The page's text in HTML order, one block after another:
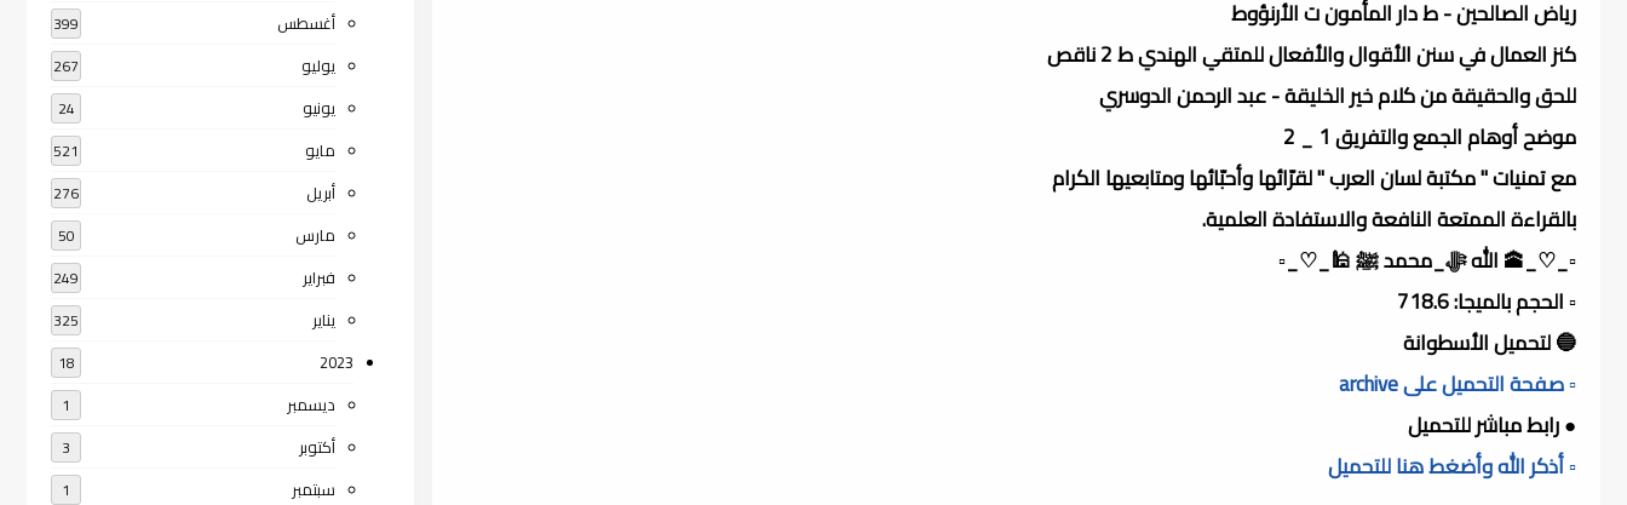
رياض الصالحين - ط دار المأمون ت الأرنؤوط
كنز العمال في سنن الأقوال والأفعال للمتقي الهندي ط 2 ناقص
للحق والحقيقة من كلام خير الخليقة - عبد الرحمن الدوسري
موضح أوهام الجمع والتفريق 1 _ 2
مع تمنيات " مكتبة لسان العرب " لقرّائها وأحبّائها ومتابعيها الكرام
بالقراءة الممتعة النافعة والاستفادة العلمية.
▫️_♡_🕋 الله ﷻ_محمد ﷺ 🕌_♡_▫️
▫️ الحجم بالميجا: 718.6
🔵 لتحميل الأسطوانة
▫️ صفحة التحميل على archive
● رابط مباشر للتحميل
▫️ أذكر الله وأضغط هنا للتحميل
أغسطس 399
يوليو 267
يونيو 24
مايو 521
أبريل 276
مارس 50
فبراير 249
يناير 325
2023
18
ديسمبر 1
أكتوبر 3
سبتمبر 1